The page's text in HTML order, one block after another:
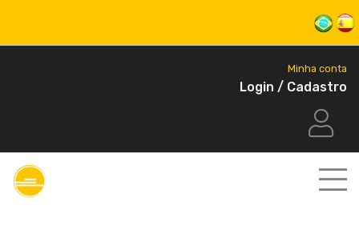
Minha conta
Login / Cadastro